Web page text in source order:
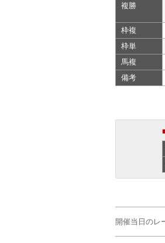
複勝
枠複
枠単
馬複
備考
開催当日のレ